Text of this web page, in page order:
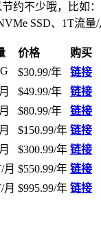
约不少哦，比如：
SSD、1T流量/
价格
购买
$30.99/年
链接
$49.99/年
链接
$80.99/年
链接
$150.99/年 链接
$300.99/年 链接
月 $550.99/年 链接
月 $995.99/年 链接